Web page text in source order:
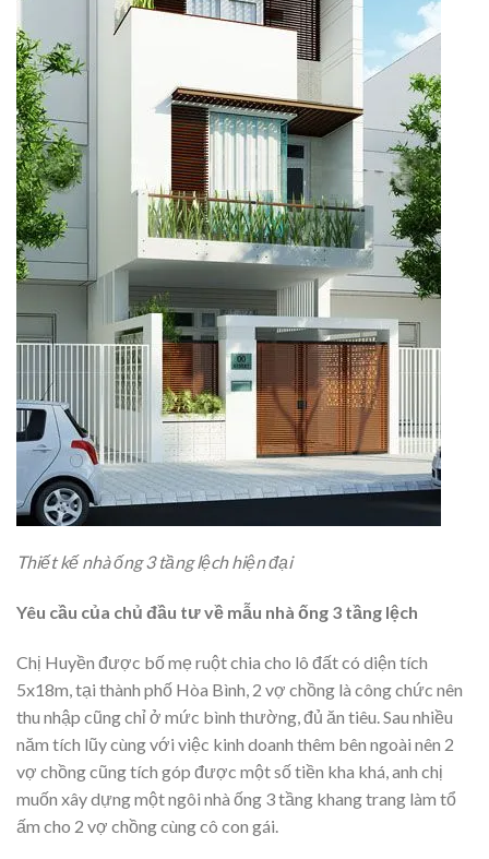
Thiết kế nhà ống 3 tầng lệch hiện đại
Yêu cầu của chủ đầu tư về mẫu nhà ống 3 tầng lệch
Chị Huyền được bố mẹ ruột chia cho lô đất có diện tích
5x18m, tại thành phố Hòa Bình, 2 vợ chồng là công chức nên
thu nhập cũng chỉ ở mức bình thường, đủ ăn tiêu. Sau nhiều
năm tích lũy cùng với việc kinh doanh thêm bên ngoài nên 2
vợ chồng cũng tích góp được một số tiền kha khá, anh chị
muốn xây dựng một ngôi nhà ống 3 tầng khang trang làm tổ
ấm cho 2 vợ chồng cùng cô con gái.